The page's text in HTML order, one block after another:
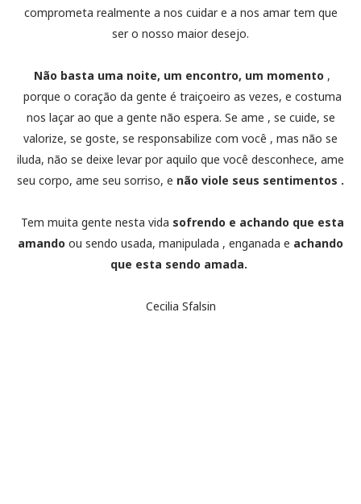
comprometa realmente a nos cuidar e a nos amar tem que
ser o nosso maior desejo.
Não basta uma noite, um encontro, um momento ,
porque o coração da gente é traiçoeiro as vezes, e costuma
nos laçar ao que a gente não espera. Se ame , se cuide, se
valorize, se goste, se responsabilize com você , mas não se
iluda, não se deixe levar por aquilo que você desconhece, ame
seu corpo, ame seu sorriso, e não viole seus sentimentos .
Tem muita gente nesta vida sofrendo e achando que esta
amando ou sendo usada, manipulada , enganada e achando
que esta sendo amada.
Cecilia Sfalsin